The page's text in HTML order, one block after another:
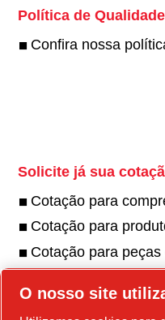
Política de Qualidade
Confira nossa
Solicite já sua
Cotação para
Cotação para
Cotação para
O nosso site